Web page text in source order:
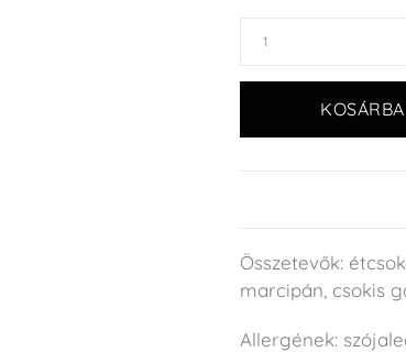
Összetevők:
marcipán, csokis
Allergének: